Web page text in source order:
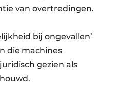
van overtredingen.
bij ongevallen’
die machines
gezien als